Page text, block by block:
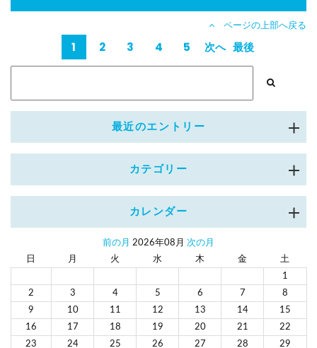
ページの上部へ戻る
1 2 3 4 5
次へ 最後
最近のエントリー
カテゴリー
カレンダー
前の月 2026年08月 次の月
日
月 火 水 木 金
土
1
2
3 4 5 6 7
8
9
10 11 12 13 14
15
16
17 18 19 20 21
22
23
24 25 26 27 28 29